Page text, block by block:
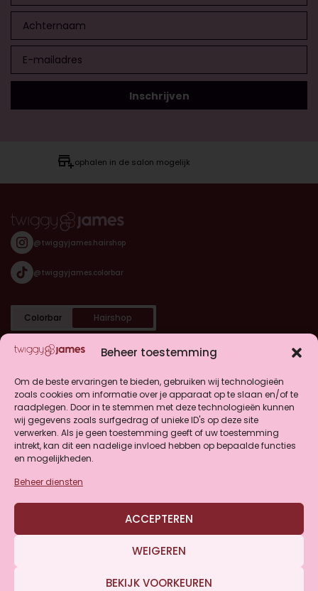
Beheer toestemming
Om de beste ervaringen te bieden, gebruiken wij technologieën
zoals cookies om informatie over je apparaat op te slaan en/of te
raadplegen. Door in te stemmen met deze technologieën kunnen
wij gegevens zoals surfgedrag of unieke ID's op deze site
verwerken. Als je geen toestemming geeft of uw toestemming
intrekt, kan dit een nadelige invloed hebben op bepaalde functies
en mogelijkheden.
Beheer diensten
ACCEPTEREN
WEIGEREN
BEKIJK VOORKEUREN
ophalen in de salon mogelijk
Colorbar Hairshop
@twiggyjames.hairshop
@twiggyjames.colorbar
Categorieën
Shop
Klantenservice
4.9
Gebaseerd op 146 beoordelingen